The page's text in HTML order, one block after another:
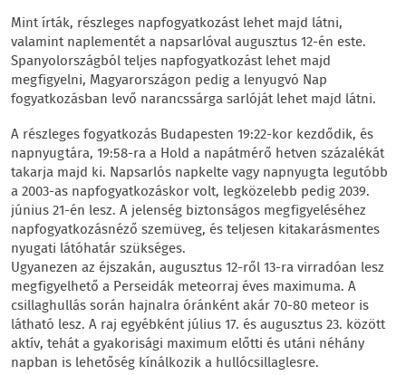
Mint írták, részleges napfogyatkozást lehet majd látni,
valamint naplementét a napsarlóval augusztus 12-én este.
Spanyolországból teljes napfogyatkozást lehet majd
megfigyelni, Magyarországon pedig a lenyugvó Nap
fogyatkozásban levő narancssárga sarlóját lehet majd látni.
A részleges fogyatkozás Budapesten 19:22-kor kezdődik, és
napnyugtára, 19:58-ra a Hold a napátmérő hetven százalékát
takarja majd ki. Napsarlós napkelte vagy napnyugta legutóbb
a 2003-as napfogyatkozáskor volt, legközelebb pedig 2039.
június 21-én lesz. A jelenség biztonságos megfigyeléséhez
napfogyatkozásnéző szemüveg, és teljesen kitakarásmentes
nyugati látóhatár szükséges.
Ugyanezen az éjszakán, augusztus 12-ről 13-ra virradóan lesz
megfigyelhető a Perseidák meteorraj éves maximuma. A
csillaghullás során hajnalra óránként akár 70-80 meteor is
látható lesz. A raj egyébként július 17. és augusztus 23. között
aktív, tehát a gyakorisági maximum előtti és utáni néhány
napban is lehetőség kínálkozik a hullócsillaglesre.